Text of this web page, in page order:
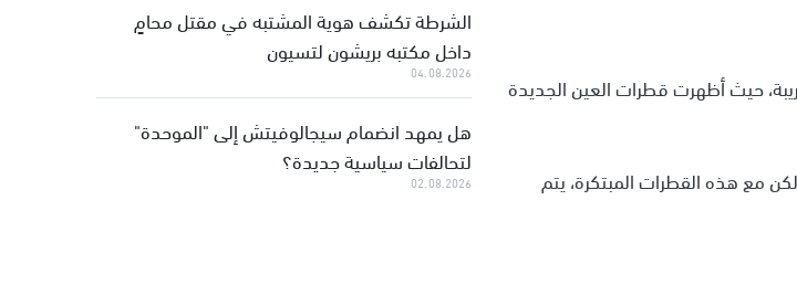
حيث أظهرت قطرات العين الجديدة
مع هذه القطرات المبتكرة، يتم
الشرطة تكشف هوية المشتبه في مقتل محامٍ
داخل مكتبه بريشون لتسيون
04.08.2026
هل يمهد انضمام سيجالوفيتش إلى "الموحدة"
لتحالفات سياسية جديدة؟
02.08.2026